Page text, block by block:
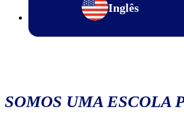
Inglês
SOMOS UMA ESCOLA